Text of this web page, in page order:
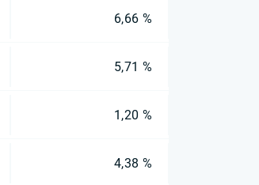
6,66 %
5,71 %
1,20 %
4,38 %